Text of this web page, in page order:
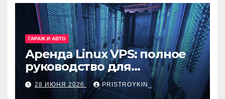
ГАРАЖ И АВТО
Аренда Linux VPS: полное
руководство для
разработчиков и
администраторов
28 ИЮНЯ 2026 PRISTROYKIN_